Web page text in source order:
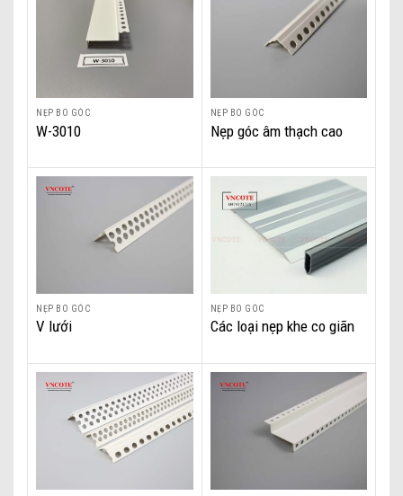
NẸP BO GÓC
W-3010
NẸP BO GÓC
Nẹp góc âm thạch cao
NẸP BO GÓC
V lưới
NẸP BO GÓC
Các loại nẹp khe co giãn